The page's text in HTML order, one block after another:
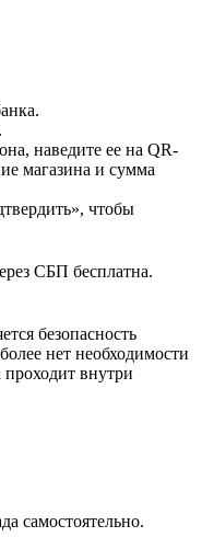
наведите ее на QR-
магазина и сумма
чтобы
СБП бесплатна.
безопасность
нет необходимости
внутри
самостоятельно.